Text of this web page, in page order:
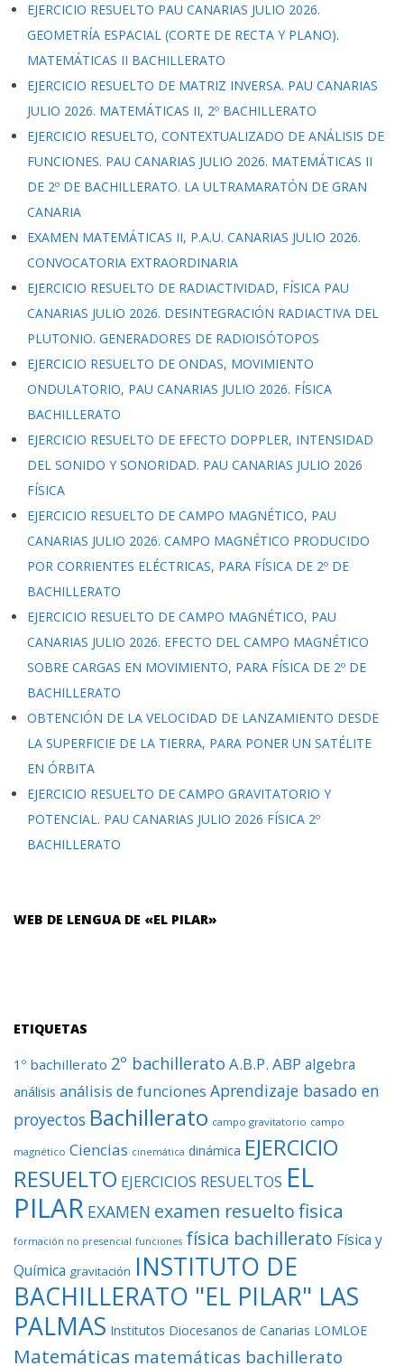
EJERCICIO RESUELTO PAU CANARIAS JULIO 2026.
GEOMETRÍA ESPACIAL (CORTE DE RECTA Y PLANO).
MATEMÁTICAS II BACHILLERATO
EJERCICIO RESUELTO DE MATRIZ INVERSA. PAU CANARIAS
JULIO 2026. MATEMÁTICAS II, 2º BACHILLERATO
EJERCICIO RESUELTO, CONTEXTUALIZADO DE ANÁLISIS DE
FUNCIONES. PAU CANARIAS JULIO 2026. MATEMÁTICAS II
DE 2º DE BACHILLERATO. LA ULTRAMARATÓN DE GRAN
CANARIA
EXAMEN MATEMÁTICAS II, P.A.U. CANARIAS JULIO 2026.
CONVOCATORIA EXTRAORDINARIA
EJERCICIO RESUELTO DE RADIACTIVIDAD, FÍSICA PAU
CANARIAS JULIO 2026. DESINTEGRACIÓN RADIACTIVA DEL
PLUTONIO. GENERADORES DE RADIOISÓTOPOS
EJERCICIO RESUELTO DE ONDAS, MOVIMIENTO
ONDULATORIO, PAU CANARIAS JULIO 2026. FÍSICA
BACHILLERATO
EJERCICIO RESUELTO DE EFECTO DOPPLER, INTENSIDAD
DEL SONIDO Y SONORIDAD. PAU CANARIAS JULIO 2026
FÍSICA
EJERCICIO RESUELTO DE CAMPO MAGNÉTICO, PAU
CANARIAS JULIO 2026. CAMPO MAGNÉTICO PRODUCIDO
POR CORRIENTES ELÉCTRICAS, PARA FÍSICA DE 2º DE
BACHILLERATO
EJERCICIO RESUELTO DE CAMPO MAGNÉTICO, PAU
CANARIAS JULIO 2026. EFECTO DEL CAMPO MAGNÉTICO
SOBRE CARGAS EN MOVIMIENTO, PARA FÍSICA DE 2º DE
BACHILLERATO
OBTENCIÓN DE LA VELOCIDAD DE LANZAMIENTO DESDE
LA SUPERFICIE DE LA TIERRA, PARA PONER UN SATÉLITE
EN ÓRBITA
EJERCICIO RESUELTO DE CAMPO GRAVITATORIO Y
POTENCIAL. PAU CANARIAS JULIO 2026 FÍSICA 2º
BACHILLERATO
WEB DE LENGUA DE «EL PILAR»
ETIQUETAS
1º bachillerato 2º bachillerato A.B.P. ABP algebra
análisis análisis de funciones Aprendizaje basado en
proyectos Bachillerato campo gravitatorio campo
magnético Ciencias cinemática dinámica EJERCICIO
RESUELTO EJERCICIOS RESUELTOS EL
PILAR EXAMEN examen resueltofisica
formación no presencial funciones física bachillerato Física y
Química gravitación INSTITUTO DE
BACHILLERATO "EL PILAR" LAS
PALMAS Institutos Diocesanos de Canarias LOMLOE
Matemáticas matemáticas bachillerato